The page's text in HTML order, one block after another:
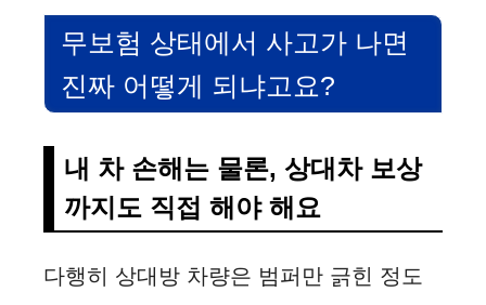
무보험 상태에서 사고가 나면
진짜 어떻게 되냐고요?
내 차 손해는 물론, 상대차 보상
까지도 직접 해야 해요
다행히 상대방 차량은 범퍼만 긁힌 정도